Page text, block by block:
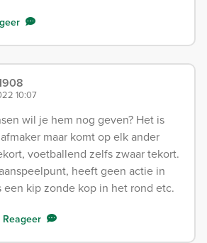
10:07
wil je hem nog geven? Het is
maar komt op elk ander
voetballend zelfs zwaar tekort.
heeft geen actie in
een kip zonde kop in het rond etc.
Reageer